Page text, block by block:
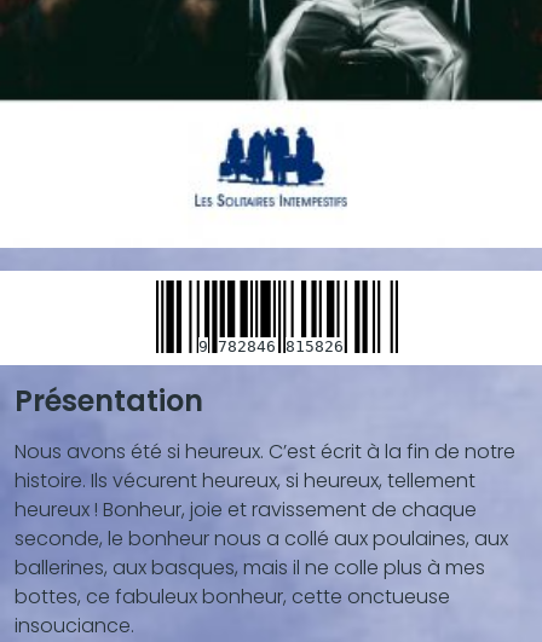
9 782846 815826
Blocs
contenu
(texte,
vidéo,
...)
Présentation
Nous avons été si heureux. C’est écrit à la fin de notre
histoire. Ils vécurent heureux, si heureux, tellement
heureux ! Bonheur, joie et ravissement de chaque
seconde, le bonheur nous a collé aux poulaines, aux
ballerines, aux basques, mais il ne colle plus à mes
bottes, ce fabuleux bonheur, cette onctueuse
insouciance.